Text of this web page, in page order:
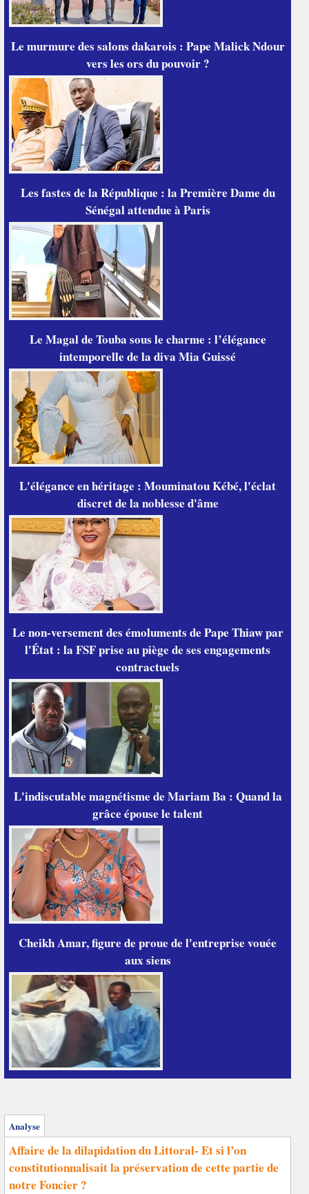
Le murmure des salons dakarois : Pape Malick Ndour
vers les ors du pouvoir ?
Les fastes de la République : la Première Dame du
Sénégal attendue à Paris
Le Magal de Touba sous le charme : l’élégance
intemporelle de la diva Mia Guissé
L'élégance en héritage : Mouminatou Kébé, l'éclat
discret de la noblesse d'âme
Le non-versement des émoluments de Pape Thiaw par
l'État : la FSF prise au piège de ses engagements
contractuels
L'indiscutable magnétisme de Mariam Ba : Quand la
grâce épouse le talent
Cheikh Amar, figure de proue de l'entreprise vouée
aux siens
Analyse
Affaire de la dilapidation du Littoral- Et si l’on
constitutionnalisait la préservation de cette partie de
notre Foncier ?